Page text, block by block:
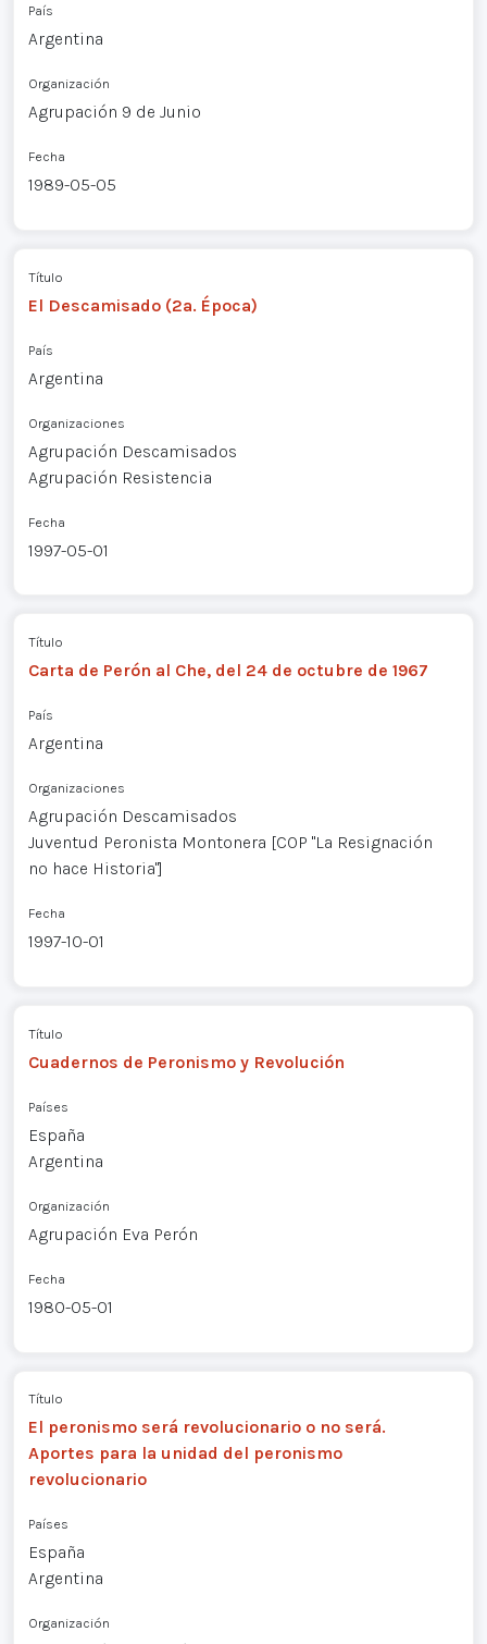
País
Argentina
Organización
Agrupación 9 de Junio
Fecha
1989-05-05
Título
El Descamisado (2a. Época)
País
Argentina
Organizaciones
Agrupación Descamisados
Agrupación Resistencia
Fecha
1997-05-01
Título
Carta de Perón al Che, del 24 de octubre de 1967
País
Argentina
Organizaciones
Agrupación Descamisados
Juventud Peronista Montonera [COP "La Resignación
no hace Historia"]
Fecha
1997-10-01
Título
Cuadernos de Peronismo y Revolución
Países
España
Argentina
Organización
Agrupación Eva Perón
Fecha
1980-05-01
Título
El peronismo será revolucionario o no será.
Aportes para la unidad del peronismo
revolucionario
Países
España
Argentina
Organización